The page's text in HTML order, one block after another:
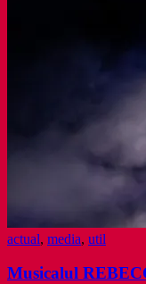
actual, media, util
Musicalul